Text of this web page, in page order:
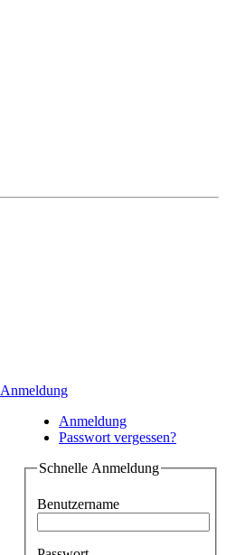
Anmeldung
Anmeldung
Passwort vergessen?
Schnelle Anmeldung
Benutzername